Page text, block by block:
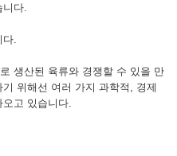
니다.
다.
생산된 육류와 경쟁할 수 있을 만
위해선 여러 가지 과학적, 경제
고 있습니다.